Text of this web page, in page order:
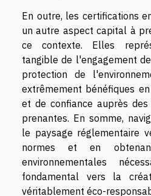
En outre, les certifications
un autre aspect capital à
ce contexte. Elles
tangible de l'engagement
protection de
extrêmement bénéfiques
et de confiance auprès
prenantes. En somme,
le paysage réglementaire
normes et en
environnementales
fondamental vers la
véritablement éco-